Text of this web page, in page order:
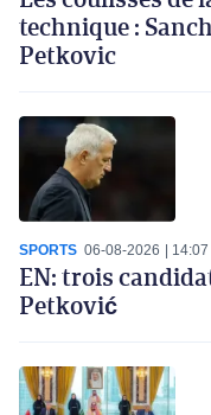
technique :
Petkovic
SPORTS 06-08-2026 14:07
EN: trois
Petković